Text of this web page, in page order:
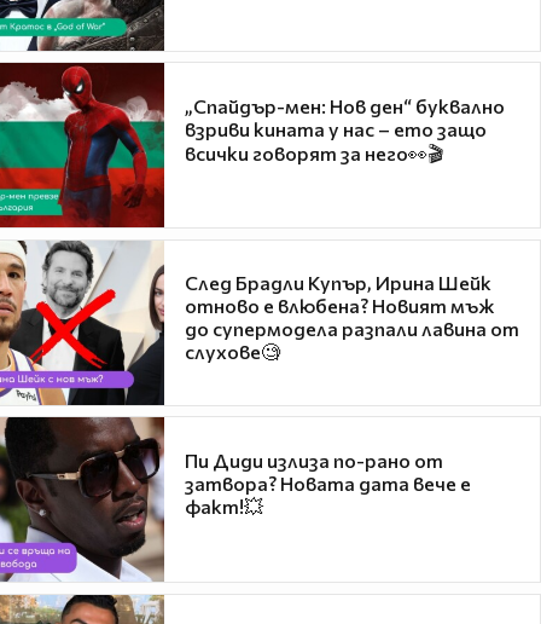
„Спайдър-мен: Нов ден“ буквално
взриви кината у нас – ето защо
всички говорят за него👀🎬
След Брадли Купър, Ирина Шейк
отново е влюбена? Новият мъж
до супермодела разпали лавина от
слухове🧐
Пи Диди излиза по-рано от
затвора? Новата дата вече е
факт!💥